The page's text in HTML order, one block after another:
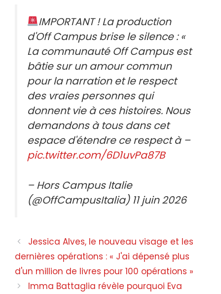
IMPORTANT ! La production
d'Off Campus brise le silence : «
La communauté Off Campus est
bâtie sur un amour commun
pour la narration et le respect
des vraies personnes qui
donnent vie à ces histoires. Nous
demandons à tous dans cet
espace d'étendre ce respect à –
pic.twitter.com/6D1uvPa87B
– Hors Campus Italie
(@OffCampusItalia) 11 juin 2026
Navigation
des
articles
Jessica Alves, le nouveau visage et les
dernières opérations : « J'ai dépensé plus
d'un million de livres pour 100 opérations »
Imma Battaglia révèle pourquoi Eva